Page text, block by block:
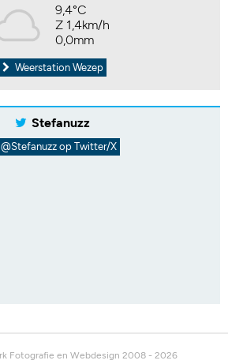
9,4°C
Z 1,4km/h
0,0mm
Weerstation Wezep
Stefanuzz
@Stefanuzz op Twitter/X
Fotografie en Webdesign 2008 - 2026